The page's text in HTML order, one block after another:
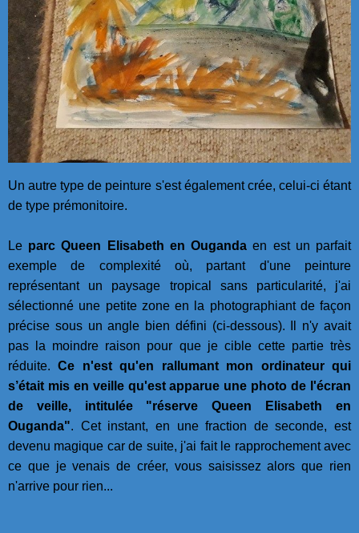
Un autre type de peinture s'est également crée, celui-ci étant
de type prémonitoire.
Le parc Queen Elisabeth en Ouganda en est un parfait
exemple de complexité où, partant d'une peinture
représentant un paysage tropical sans particularité, j'ai
sélectionné une petite zone en la photographiant de façon
précise sous un angle bien défini (ci-dessous). Il n'y avait
pas la moindre raison pour que je cible cette partie très
réduite.Ce n'est qu'en rallumant mon ordinateur qui
s’était mis en veille qu'est apparue une photo de l'écran
de veille, intitulée "réserve Queen Elisabeth en
Ouganda". Cet instant, en une fraction de seconde, est
devenu magique car de suite, j'ai fait le rapprochement avec
ce que je venais de créer, vous saisissez alors que rien
n'arrive pour rien...